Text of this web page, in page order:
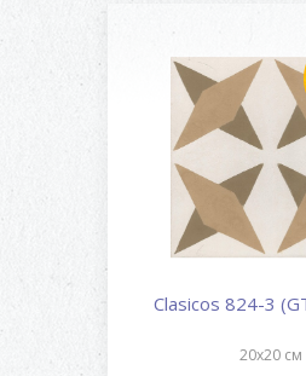
Clasicos 824-3
20x20 см